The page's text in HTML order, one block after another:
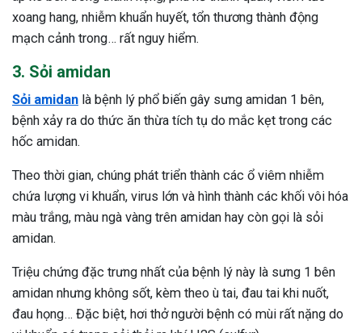
xoang hang, nhiễm khuẩn huyết, tổn thương thành động
mạch cảnh trong… rất nguy hiểm.
3. Sỏi amidan
Sỏi amidan là bệnh lý phổ biến gây sưng amidan 1 bên,
bệnh xảy ra do thức ăn thừa tích tụ do mắc kẹt trong các
hốc amidan.
Theo thời gian, chúng phát triển thành các ổ viêm nhiễm
chứa lượng vi khuẩn, virus lớn và hình thành các khối vôi hóa
màu trắng, màu ngà vàng trên amidan hay còn gọi là sỏi
amidan.
Triệu chứng đặc trưng nhất của bệnh lý này là sưng 1 bên
amidan nhưng không sốt, kèm theo ù tai, đau tai khi nuốt,
đau họng… Đặc biệt, hơi thở người bệnh có mùi rất nặng do